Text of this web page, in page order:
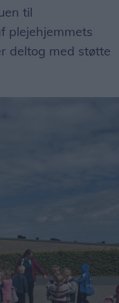
til
plejehjemmets
deltog med støtte